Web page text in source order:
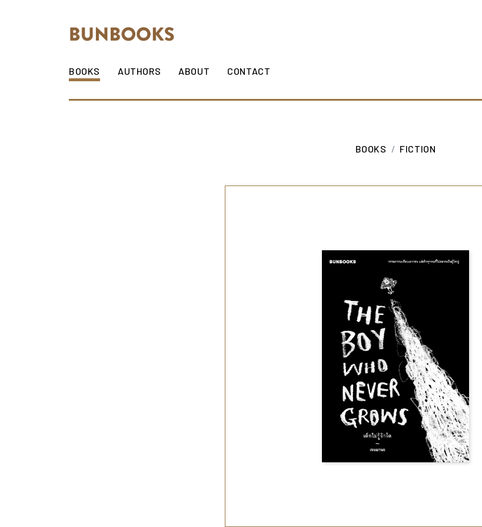
BOOKS AUTHORS ABOUT CONTACT
BOOKS FICTION